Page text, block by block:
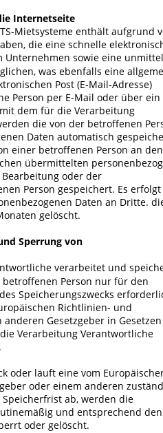
Internetseite
Mietsysteme enthält aufgrund
die eine schnelle
Unternehmen sowie eine
was ebenfalls eine
Post (E-Mail-Adresse)
Person per E-Mail oder über ein
dem für die Verarbeitung
die von der betroffenen
Daten automatisch
einer betroffenen Person an
übermittelten
oder der
Person gespeichert. Es erfolgt
Daten an Dritte.
gelöscht.
Sperrung von
verarbeitet und
Person nur für den
Speicherungszwecks
Richtlinien- und
Gesetzgeber in
Verarbeitung Verantwortliche
oder läuft eine vom
oder einem anderen
ab, werden die
und entsprechend
oder gelöscht.